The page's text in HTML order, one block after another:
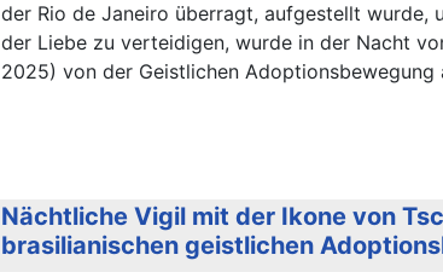
der Rio de Janeiro überragt, aufgestellt wurde,
der Liebe zu verteidigen, wurde in der Nacht
2025) von der Geistlichen Adoptionsbewegung
Nächtliche Vigil mit der Ikone von
brasilianischen geistlichen